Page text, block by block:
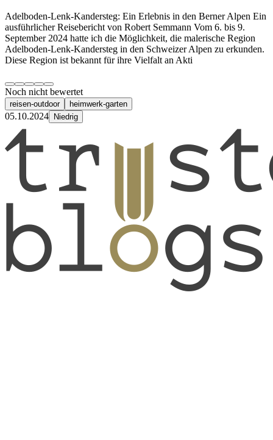
Adelboden-Lenk-Kandersteg: Ein Erlebnis in den Berner Alpen Ein
ausführlicher Reisebericht von Robert Semmann Vom 6. bis 9.
September 2024 hatte ich die Möglichkeit, die malerische Region
Adelboden-Lenk-Kandersteg in den Schweizer Alpen zu erkunden.
Diese Region ist bekannt für ihre Vielfalt an Akti
Noch nicht bewertet
reisen-outdoor heimwerk-garten
05.10.2024 Niedrig